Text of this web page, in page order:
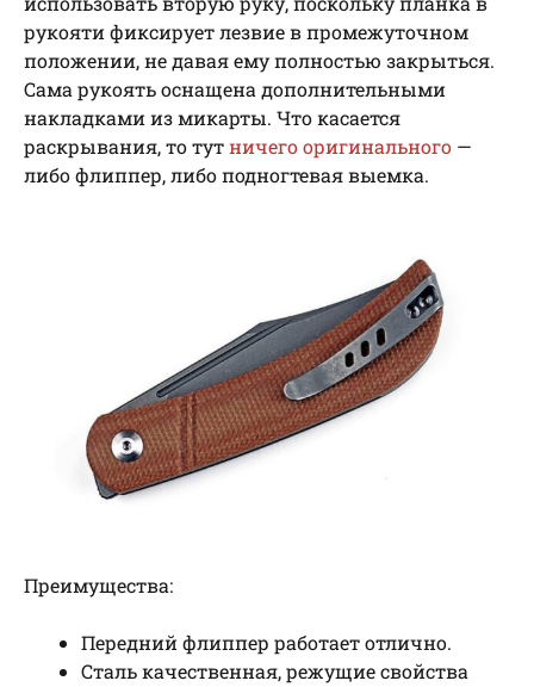
рукояти фиксирует лезвие в промежуточном
положении, не давая ему полностью закрыться.
Сама рукоять оснащена дополнительными
накладками из микарты. Что касается
раскрывания, то тутничего оригинального —
либо флиппер, либо подногтевая выемка.
Преимущества:
Передний флиппер работает отлично.
Сталь качественная, режущие свойства